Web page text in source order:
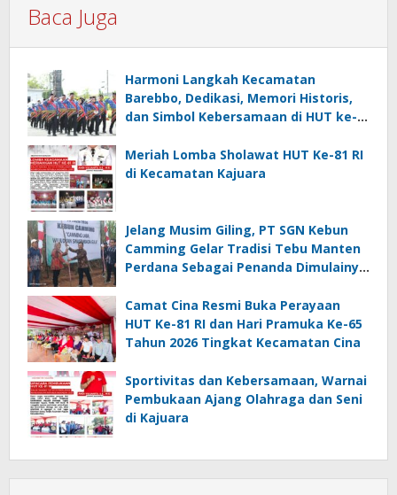
Baca Juga
Harmoni Langkah Kecamatan
Barebbo, Dedikasi, Memori Historis,
dan Simbol Kebersamaan di HUT ke-
Meriah Lomba Sholawat HUT Ke-81 RI
di Kecamatan Kajuara
Jelang Musim Giling, PT SGN Kebun
Camming Gelar Tradisi Tebu Manten
Perdana Sebagai Penanda Dimulainya
Camat Cina Resmi Buka Perayaan
HUT Ke-81 RI dan Hari Pramuka Ke-65
Tahun 2026 Tingkat Kecamatan Cina
Sportivitas dan Kebersamaan, Warnai
Pembukaan Ajang Olahraga dan Seni
di Kajuara